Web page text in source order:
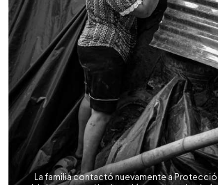
La familia contactó nuevamente a